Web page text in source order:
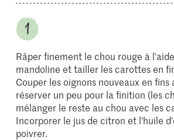
Râper finement le chou rouge à
mandoline et tailler les carottes en
Couper les oignons nouveaux en fins
réserver un peu pour la finition (les
mélanger le reste au chou avec les
Incorporer le jus de citron et l'huile
poivrer.